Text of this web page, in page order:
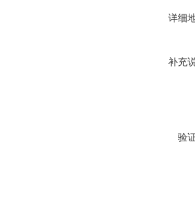
详细
补充
验